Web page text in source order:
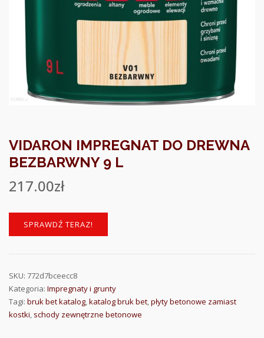
VIDARON IMPREGNAT DO DREWNA
BEZBARWNY 9 L
217.00zł
SPRAWDŹ TERAZ!
SKU: 772d7bceecc8
Kategoria: Impregnaty i grunty
Tagi: bruk bet katalog,katalog bruk bet,płyty betonowe zamiast
kostki, schody zewnętrzne betonowe